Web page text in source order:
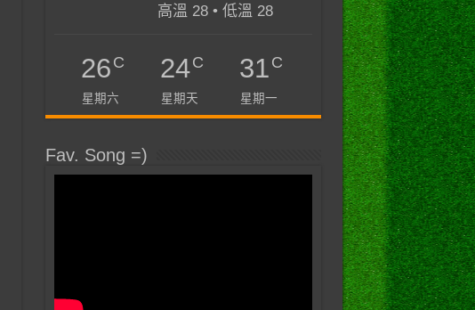
高溫 28 • 低溫 28
26C
星期六
24C
星期天
31C
星期一
Fav. Song =)